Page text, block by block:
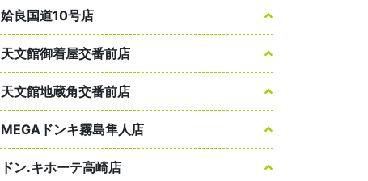
姶良国道10号店
天文館御着屋交番前店
天文館地蔵角交番前店
MEGAドンキ霧島隼人店
ドン.キホーテ高崎店